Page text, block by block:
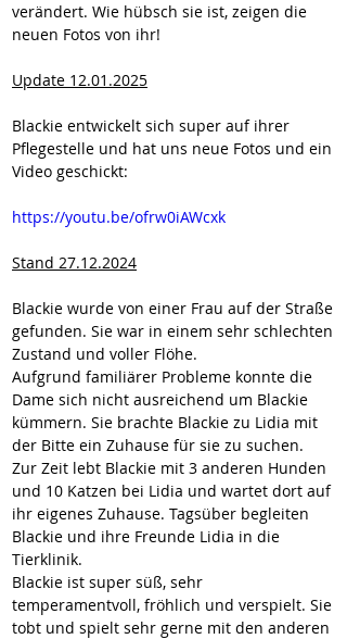
verändert. Wie hübsch sie ist, zeigen die
neuen Fotos von ihr!
Update 12.01.2025
Blackie entwickelt sich super auf ihrer
Pflegestelle und hat uns neue Fotos und ein
Video geschickt:
https://youtu.be/ofrw0iAWcxk
Stand 27.12.2024
Blackie wurde von einer Frau auf der Straße
gefunden. Sie war in einem sehr schlechten
Zustand und voller Flöhe.
Aufgrund familiärer Probleme konnte die
Dame sich nicht ausreichend um Blackie
kümmern. Sie brachte Blackie zu Lidia mit
der Bitte ein Zuhause für sie zu suchen.
Zur Zeit lebt Blackie mit 3 anderen Hunden
und 10 Katzen bei Lidia und wartet dort auf
ihr eigenes Zuhause. Tagsüber begleiten
Blackie und ihre Freunde Lidia in die
Tierklinik.
Blackie ist super süß, sehr
temperamentvoll, fröhlich und verspielt. Sie
tobt und spielt sehr gerne mit den anderen